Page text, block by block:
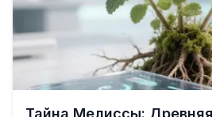
Тайна Мелиссы: